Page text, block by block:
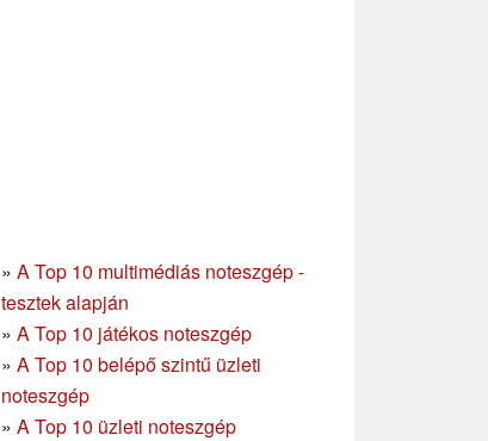
» A Top 10 multimédiás noteszgép -
tesztek alapján
» A Top 10 játékos noteszgép
» A Top 10 belépő szintű üzleti
noteszgép
» A Top 10 üzleti noteszgép